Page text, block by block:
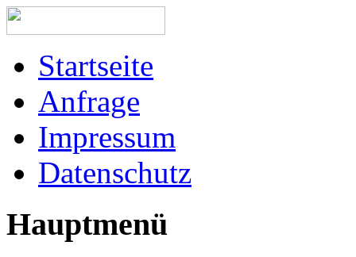
Startseite
Anfrage
Impressum
Datenschutz
Hauptmenü